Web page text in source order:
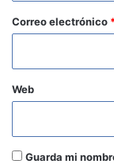
*
Correo electrónico *
Web
Guarda mi